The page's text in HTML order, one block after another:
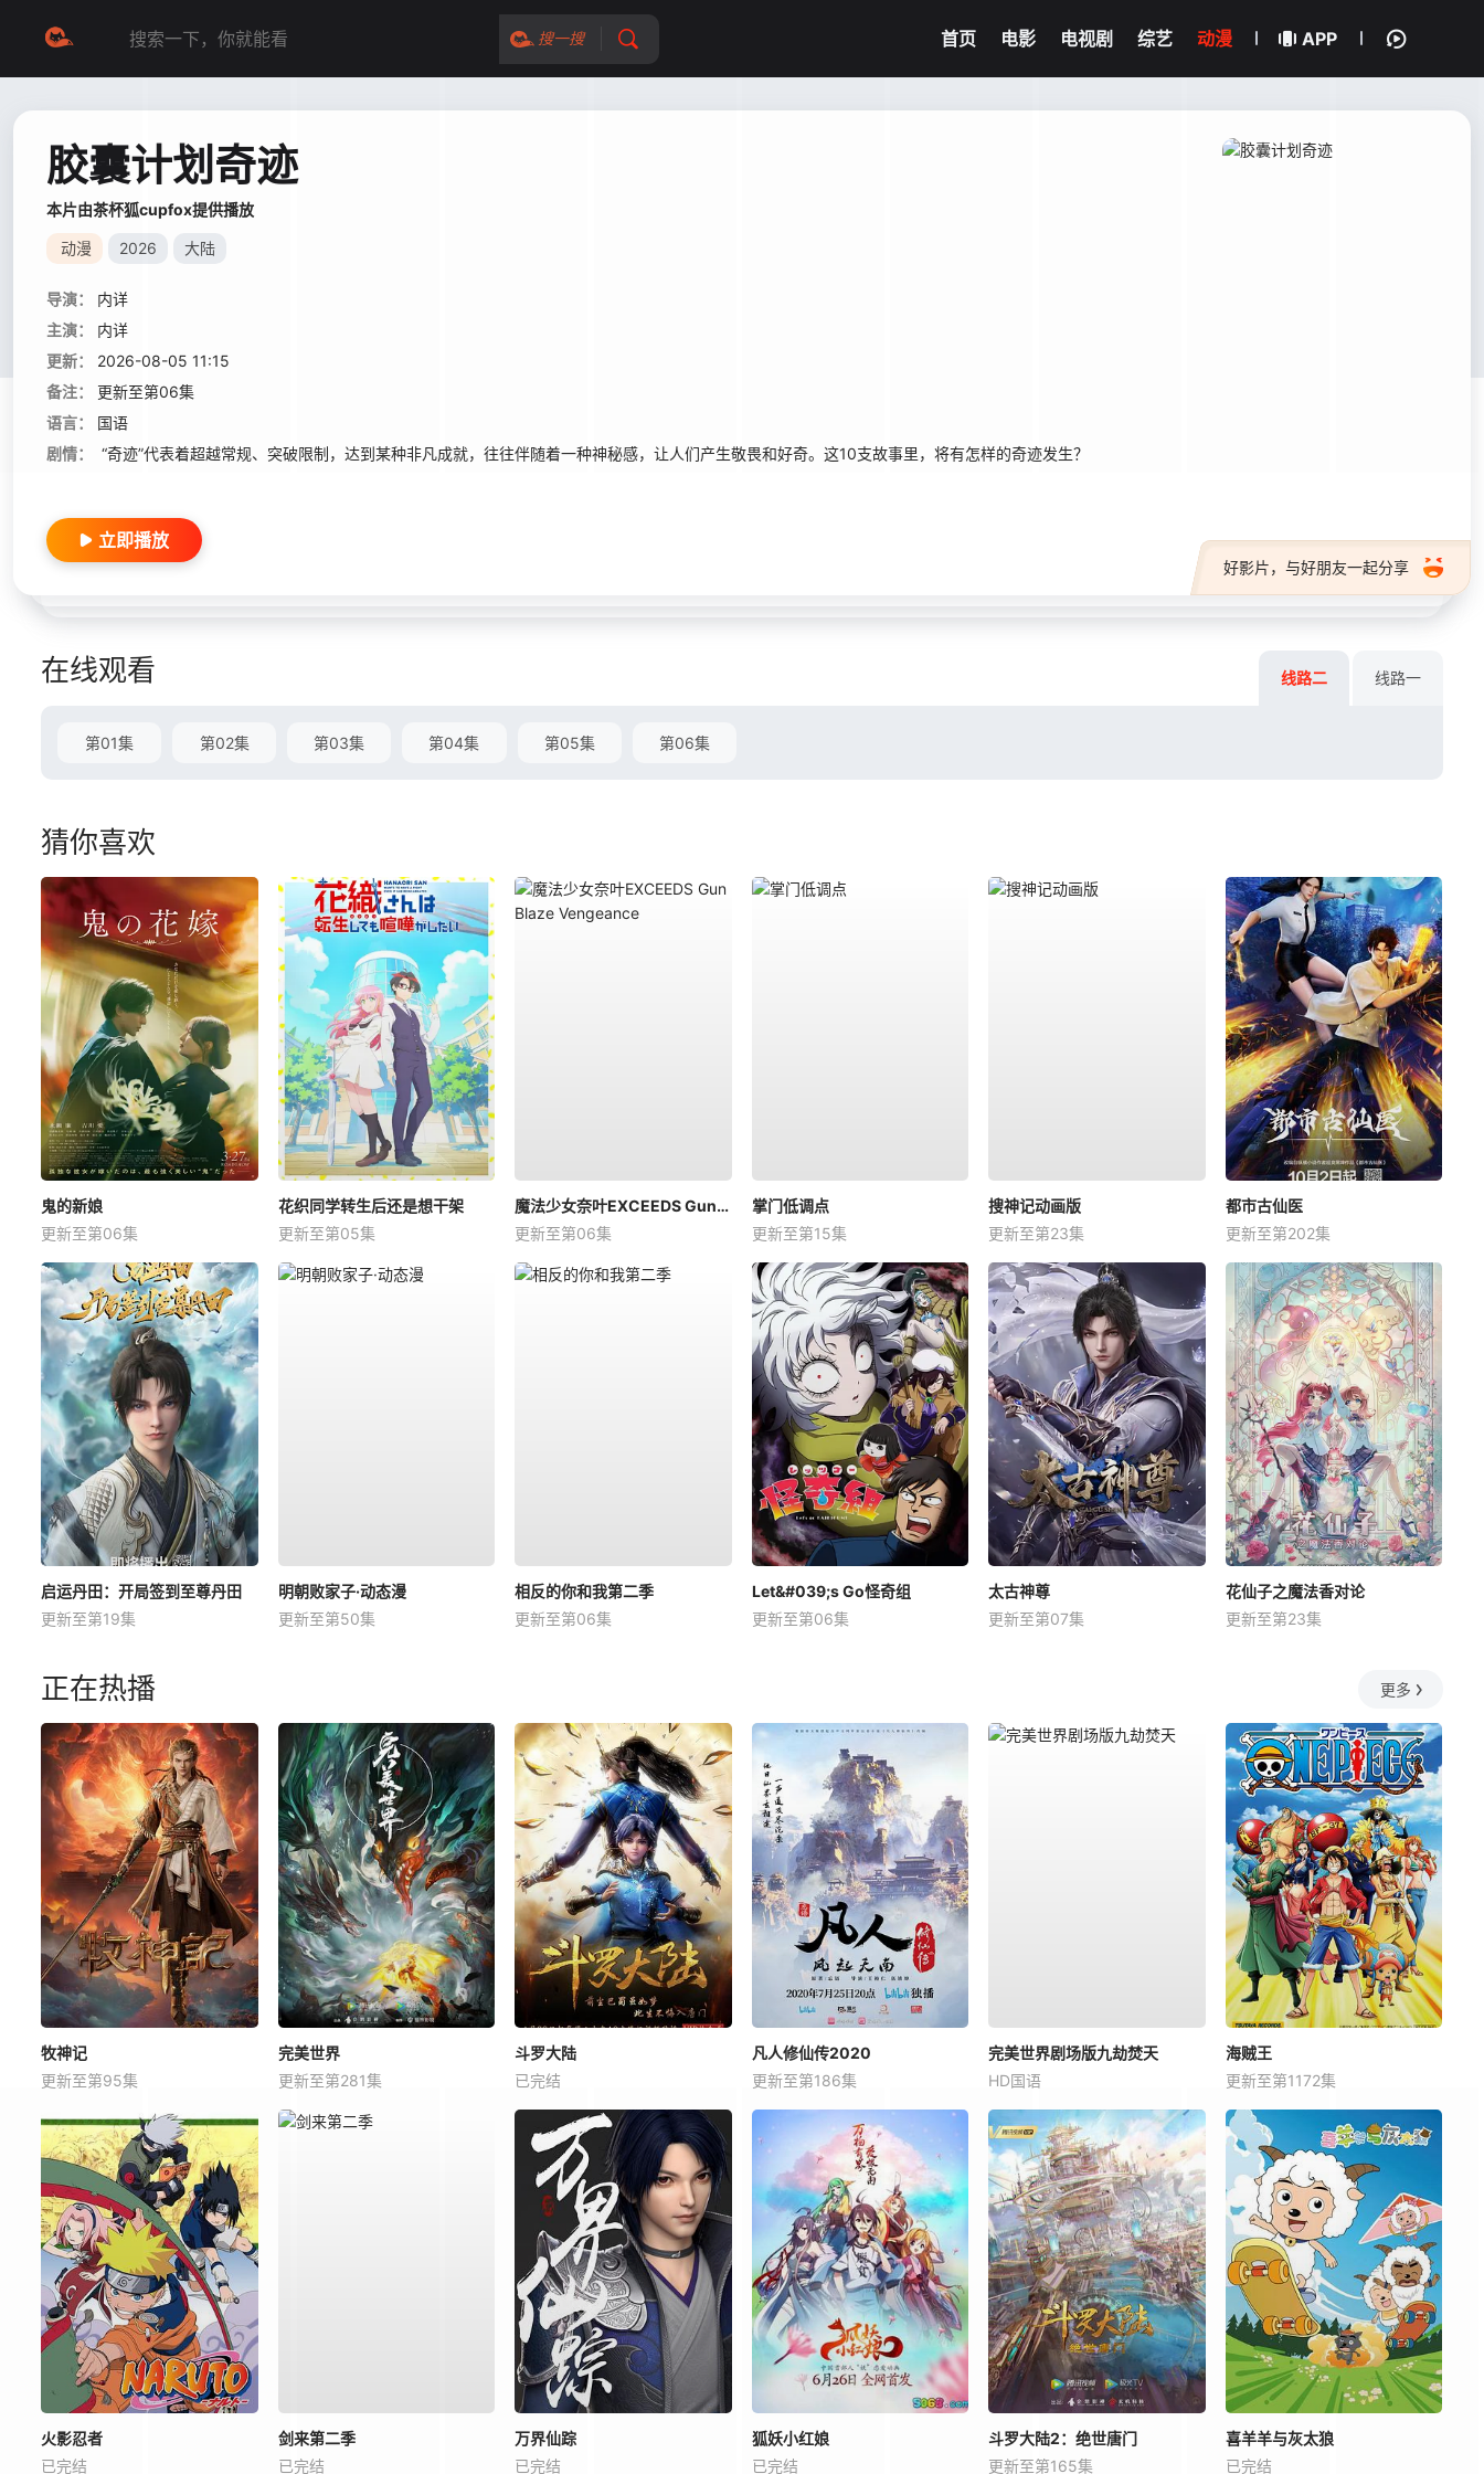
搜一搜 首页 电影 电视剧 综艺 动漫 APP
胶囊计划奇迹
本片由茶杯狐cupfox提供播放
动漫 2026 大陆
导演：
内详
主演：
内详
更新：
2026-08-05 11:15
备注：
更新至第06集
语言：
国语
剧情：
“奇迹”代表着超越常规、突破限制，达到某种非凡成就，往往伴随着一种神秘感，让人们产生敬畏和好奇。这10支故事里，将有怎样的奇迹发生？
好影片，与好朋友一起分享
立即播放
在线观看 线路二 线路一
第01集 第02集 第03集 第04集 第05集 第06集
猜你喜欢
鬼的新娘
更新至第06集
花织同学转生后还是想干架
更新至第05集
魔法少女奈叶EXCEEDS Gun Blaze Vengeance
更新至第06集
掌门低调点
更新至第15集
搜神记动画版
更新至第23集
都市古仙医
更新至第202集
启运丹田：开局签到至尊丹田
更新至第19集
明朝败家子·动态漫
更新至第50集
相反的你和我第二季
更新至第06集
Let&#039;s Go怪奇组
更新至第06集
太古神尊
更新至第07集
花仙子之魔法香对论
更新至第23集
正在热播 更多
牧神记
更新至第95集
完美世界
更新至第281集
斗罗大陆
已完结
凡人修仙传2020
更新至第186集
完美世界剧场版九劫焚天
HD国语
海贼王
更新至第1172集
火影忍者
已完结
剑来第二季
已完结
万界仙踪
已完结
狐妖小红娘
已完结
斗罗大陆2：绝世唐门
更新至第165集
喜羊羊与灰太狼
已完结